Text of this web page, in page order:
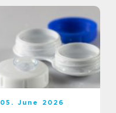
05. June 2026